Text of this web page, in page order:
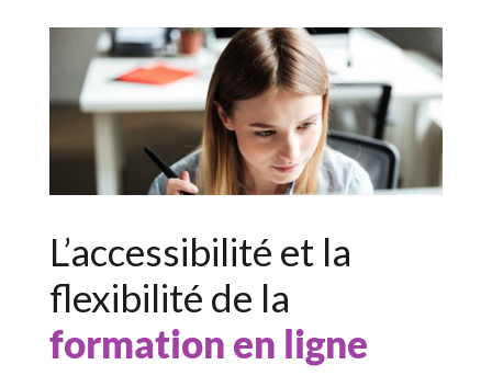
L’accessibilité et la
flexibilité de la
formation en ligne